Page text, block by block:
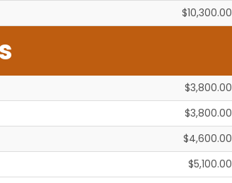
$10,300.00
$3,800.00
$3,800.00
$4,600.00
$5,100.00